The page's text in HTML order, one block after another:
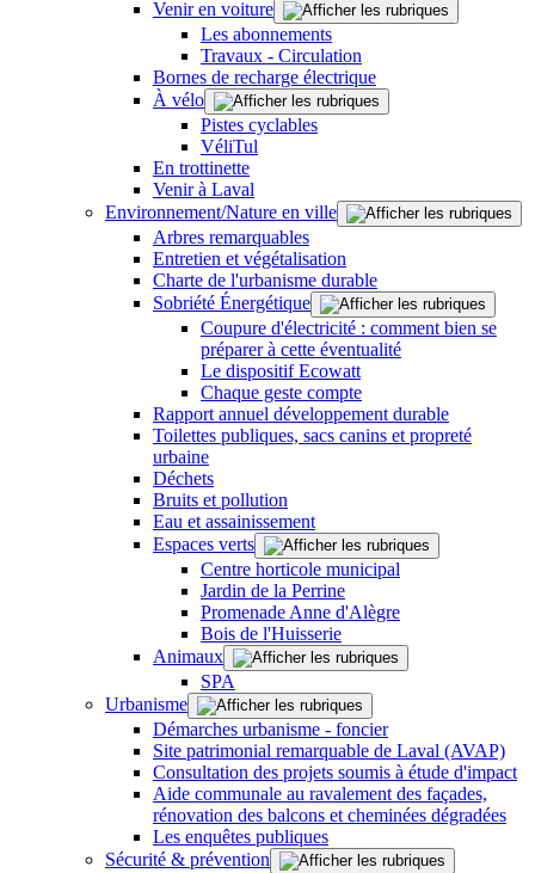
Venir en voiture
Les abonnements
Travaux - Circulation
Bornes de recharge électrique
À vélo
Pistes cyclables
VéliTul
En trottinette
Venir à Laval
Environnement/Nature en ville
Arbres remarquables
Entretien et végétalisation
Charte de l'urbanisme durable
Sobriété Énergétique
Coupure d'électricité : comment bien se
préparer à cette éventualité
Le dispositif Ecowatt
Chaque geste compte
Rapport annuel développement durable
Toilettes publiques, sacs canins et propreté
urbaine
Déchets
Bruits et pollution
Eau et assainissement
Espaces verts
Centre horticole municipal
Jardin de la Perrine
Promenade Anne d'Alègre
Bois de l'Huisserie
Animaux
SPA
Urbanisme
Démarches urbanisme - foncier
Site patrimonial remarquable de Laval (AVAP)
Consultation des projets soumis à étude d'impact
Aide communale au ravalement des façades,
rénovation des balcons et cheminées dégradées
Les enquêtes publiques
Sécurité & prévention